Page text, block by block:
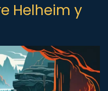
Helheim y